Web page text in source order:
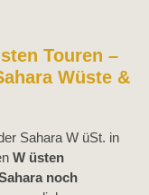
Touren –
Wüste &
Sahara W üSt. in
W üsten
noch